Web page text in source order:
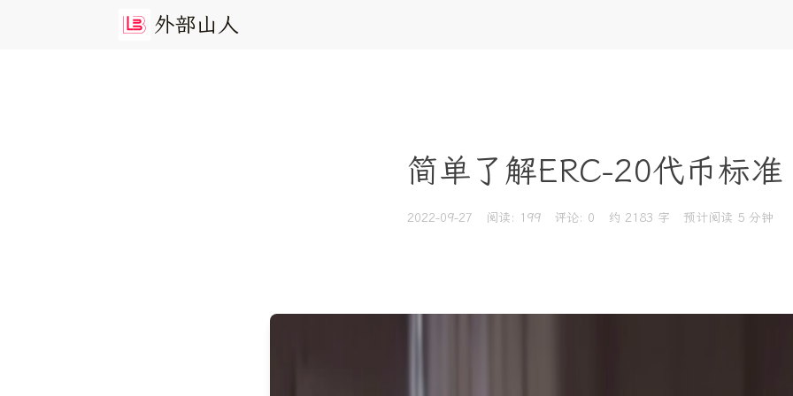
外部山 人
简单了解ERC-20代币标准
2022-09-27 阅读: 199 评论: 0 约 2183 字 预计阅读 5 分钟